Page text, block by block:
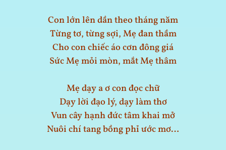
Con lớn lên dần theo tháng năm
Từng tơ, từng sợi, Mẹ đan thầm
Cho con chiếc áo cơn đông giá
Sức Mẹ mỏi mòn, mắt Mẹ thâm
Mẹ dạy a ơ con đọc chữ
Dạy lời đạo lý, dạy làm thơ
Vun cây hạnh đức tâm khai mở
Nuôi chí tang bồng phỉ ước mơ…